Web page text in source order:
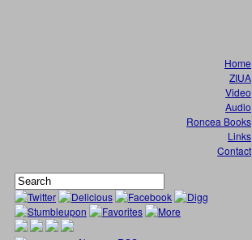
Home
ZIUA
Video
Audio
Roncea Books
Links
Contact